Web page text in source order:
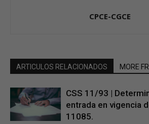
CPCE-CGCE
ARTICULOS RELACIONADOS MORE
CSS 11/93 |
entrada en vigencia
11085.